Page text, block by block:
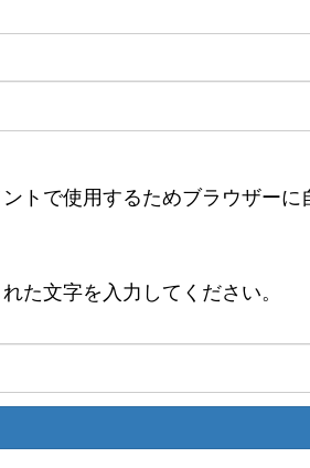
トで使用するためブラウザー
た文字を入力してください。